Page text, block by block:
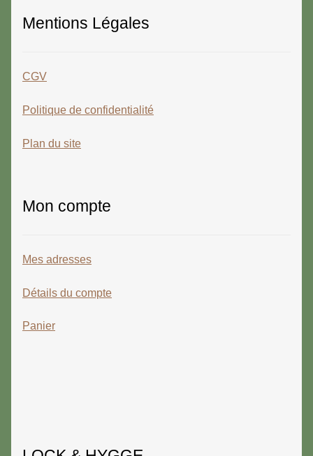
Mentions Légales
CGV
Politique de confidentialité
Plan du site
Mon compte
Mes adresses
Détails du compte
Panier